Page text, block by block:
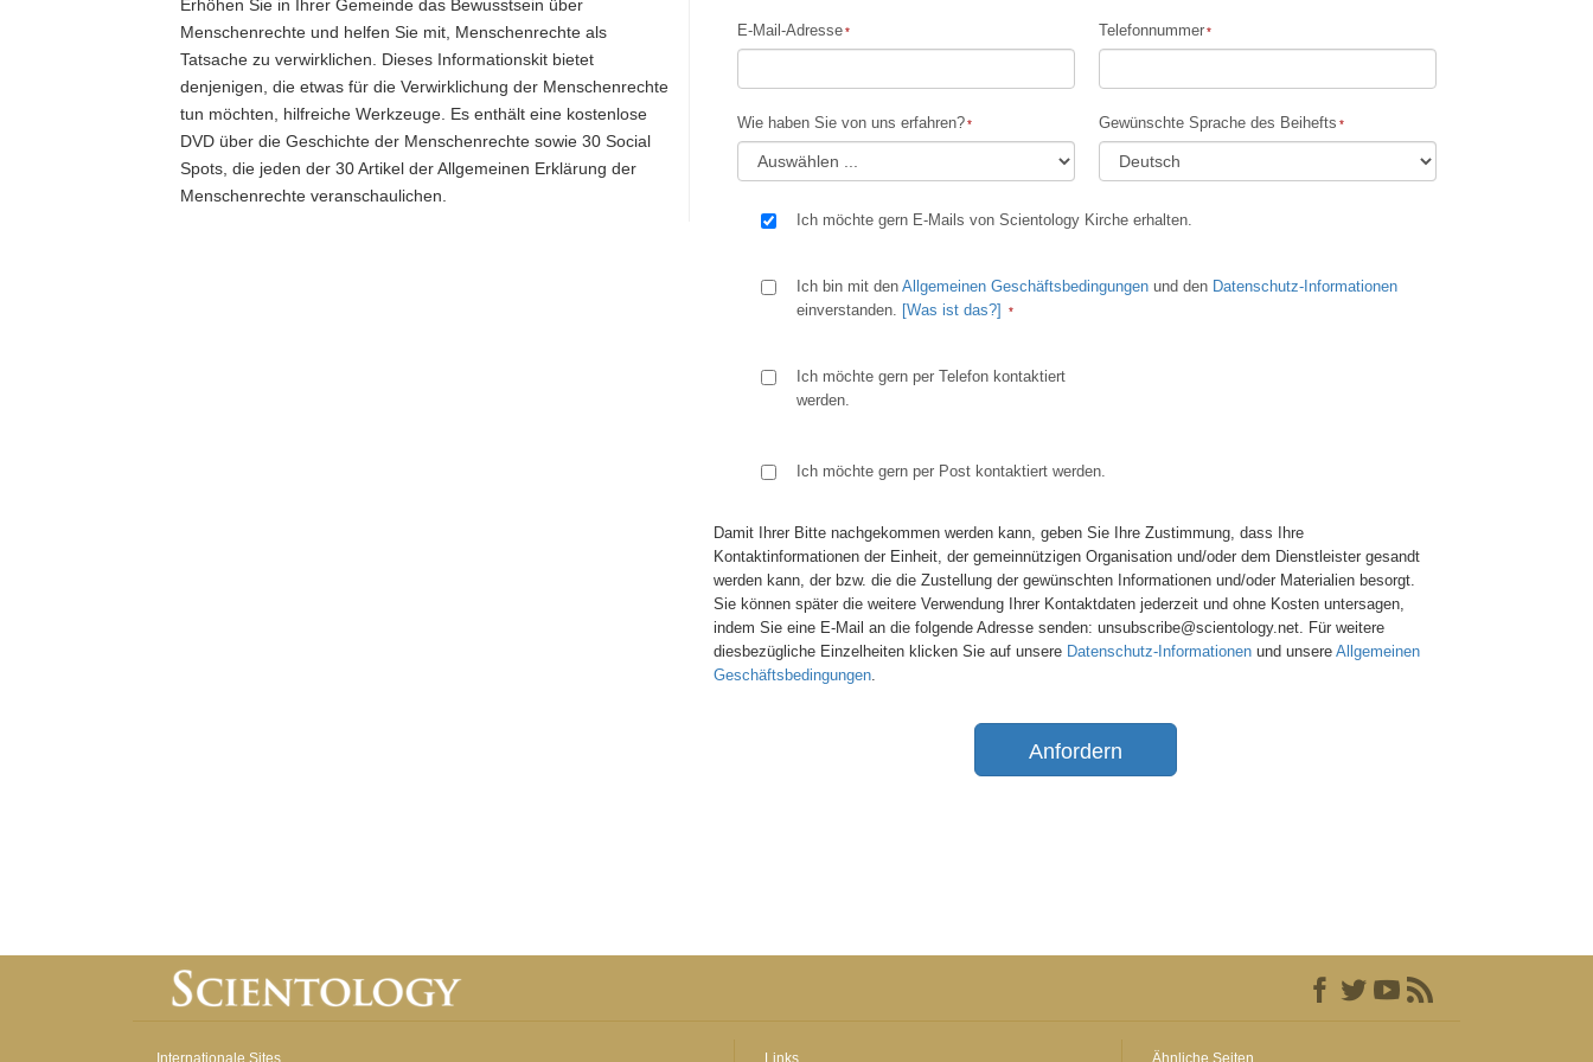
Erhöhen Sie in Ihrer Gemeinde das Bewusstsein über
Menschenrechte und helfen Sie mit, Menschenrechte als
Tatsache zu verwirklichen. Dieses Informationskit bietet
denjenigen, die etwas für die Verwirklichung der Menschenrechte
tun möchten, hilfreiche Werkzeuge. Es enthält eine kostenlose
DVD über die Geschichte der Menschenrechte sowie 30 Social
Spots, die jeden der 30 Artikel der Allgemeinen Erklärung der
Menschenrechte veranschaulichen.
E-Mail-Adresse Telefonnummer
Wie haben Sie von uns erfahren? Gewünschte Sprache des Beihefts
Ich möchte gern E-Mails von Scientology Kirche erhalten.
Ich bin mit den Allgemeinen Geschäftsbedingungen und den Datenschutz-Informationen
einverstanden. [Was ist das?]
Ich möchte gern per Telefon kontaktiert
werden.
Ich möchte gern per Post kontaktiert werden.
Damit Ihrer Bitte nachgekommen werden kann, geben Sie Ihre Zustimmung, dass Ihre
Kontaktinformationen der Einheit, der gemeinnützigen Organisation und/oder dem Dienstleister gesandt
werden kann, der bzw. die die Zustellung der gewünschten Informationen und/oder Materialien besorgt.
Sie können später die weitere Verwendung Ihrer Kontaktdaten jederzeit und ohne Kosten untersagen,
indem Sie eine E-Mail an die folgende Adresse senden: unsubscribe@scientology.net. Für weitere
diesbezügliche Einzelheiten klicken Sie auf unsere Datenschutz-Informationen und unsere Allgemeinen
Geschäftsbedingungen.
Anfordern
Internationale Sites Links Ähnliche Seiten